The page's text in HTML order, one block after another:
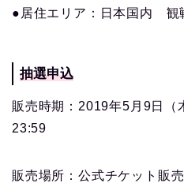
●居住エリア：日本国内 観
抽選申込
販売時期：2019年5月9日（
23:59
販売場所：公式チケット販